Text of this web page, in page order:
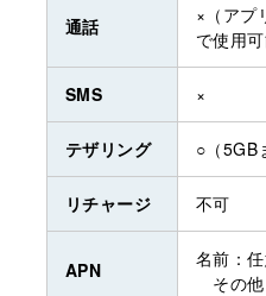
通話
×（アプ
で使用
SMS ×
テザリング ○（5GB
リチャージ 不可
APN
名前：
その